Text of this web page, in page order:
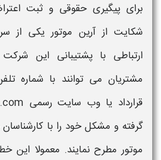
برای پیگیری حقوقی و ثبت
شکایت از آرین موتوریکی از
ارتباطی با پشتیبانی این
مشتریان می توانند با شماره
گرفته و مشکل خود را با
موتورمطرح نمایند. معمولا این